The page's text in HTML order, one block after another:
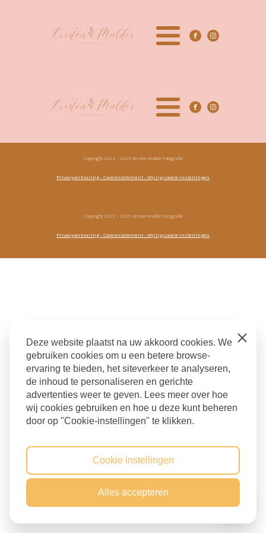
Copyright 2022 - 2026 Kirsten Mulder Fotografie
Privacyverklaring- Cookiestatement- Wijzig cookie instellingen
Copyright 2022 - 2026 Kirsten Mulder Fotografie
Privacyverklaring- Cookiestatement- Wijzig cookie instellingen
Deze website plaatst na uw akkoord cookies. We
gebruiken cookies om u een betere browse-
ervaring te bieden, het siteverkeer te analyseren,
de inhoud te personaliseren en gerichte
advertenties weer te geven. Lees meer over hoe
wij cookies gebruiken en hoe u deze kunt beheren
door op "Cookie-instellingen" te klikken.
Close
Cookie instellingen
Alles accepteren